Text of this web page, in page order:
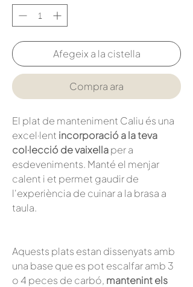
Afegeix a la cistella
Compra ara
El plat de manteniment Caliu és una
excel·lent incorporació a la teva
col·lecció de vaixellaper a
esdeveniments. Manté el menjar
calent i et permet gaudir de
l'experiència de cuinar a la brasa a
taula.
Aquests plats estan dissenyats amb
una base que es pot escalfar amb 3
o 4 peces de carbó, mantenint els